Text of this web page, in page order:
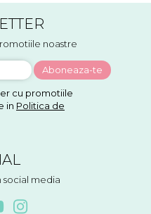
noastre
cu promotiile
in Politica de
social media